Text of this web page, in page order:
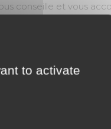
conseille et vous
un événement clé en
intervient partout en
de clip ou télé,
green party,
to activate